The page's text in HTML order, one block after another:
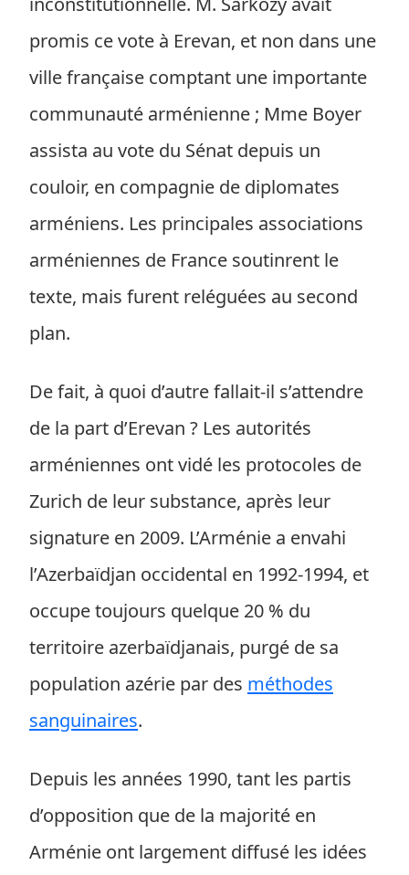
promis ce vote à Erevan, et non dans une
ville française comptant une importante
communauté arménienne ; Mme Boyer
assista au vote du Sénat depuis un
couloir, en compagnie de diplomates
arméniens. Les principales associations
arméniennes de France soutinrent le
texte, mais furent reléguées au second
plan.
De fait, à quoi d’autre fallait-il s’attendre
de la part d’Erevan ? Les autorités
arméniennes ont vidé les protocoles de
Zurich de leur substance, après leur
signature en 2009. L’Arménie a envahi
l’Azerbaïdjan occidental en 1992-1994, et
occupe toujours quelque 20 % du
territoire azerbaïdjanais, purgé de sa
population azérie par des méthodes
sanguinaires.
Depuis les années 1990, tant les partis
d’opposition que de la majorité en
Arménie ont largement diffusé les idées